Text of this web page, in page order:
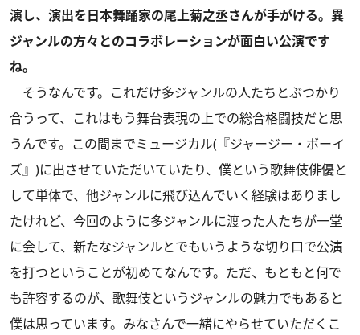
演し、演出を日本舞踊家の尾上菊之丞さんが手がける。異
ジャンルの方々とのコラボレーションが面白い公演です
ね。
そうなんです。これだけ多ジャンルの人たちとぶつかり
合うって、これはもう舞台表現の上での総合格闘技だと思
うんです。この間までミュージカル(『ジャージー・ボーイ
ズ』)に出させていただいていたり、僕という歌舞伎俳優と
して単体で、他ジャンルに飛び込んでいく経験はありまし
たけれど、今回のように多ジャンルに渡った人たちが一堂
に会して、新たなジャンルとでもいうような切り口で公演
を打つということが初めてなんです。ただ、もともと何で
も許容するのが、歌舞伎というジャンルの魅力でもあると
僕は思っています。みなさんで一緒にやらせていただくこ